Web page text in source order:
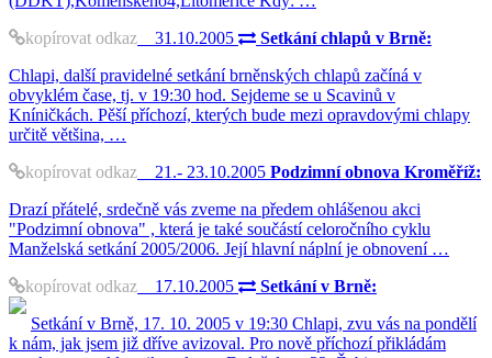
kopírovat odkaz 31.10.2005
Setkání chlapů v Brně:
Chlapi, další pravidelné setkání brněnských chlapů začíná v
obvyklém čase, tj. v 19:30 hod. Sejdeme se u Scavinů v
Kníničkách. Pěší příchozí, kterých bude mezi opravdovými chlapy
určitě většina, …
kopírovat odkaz 21.- 23.10.2005 Podzimní obnova Kroměříž:
Drazí přátelé, srdečně vás zveme na předem ohlášenou akci
"Podzimní obnova" , která je také součástí celoročního cyklu
Manželská setkání 2005/2006. Její hlavní náplní je obnovení …
kopírovat odkaz 17.10.2005
Setkání v Brně:
Setkání v Brně, 17. 10. 2005 v 19:30 Chlapi, zvu vás na pondělí
k nám, jak jsem již dříve avizoval. Pro nově příchozí přikládám